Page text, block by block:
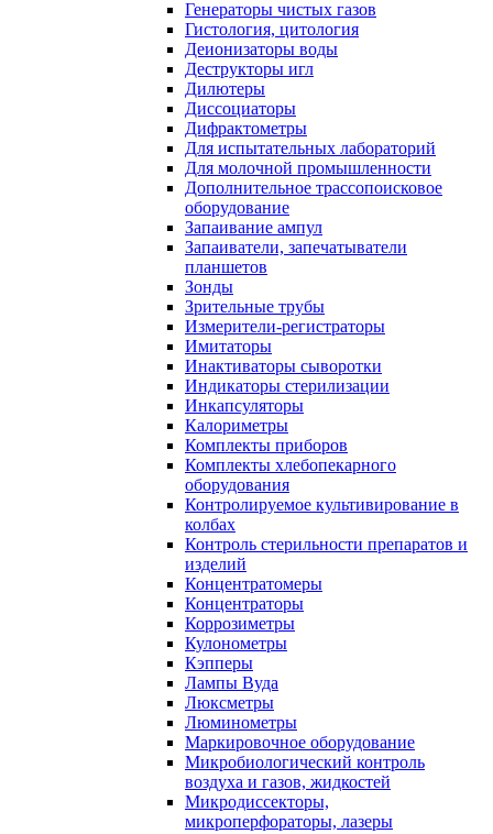
Генераторы чистых газов
Гистология, цитология
Деионизаторы воды
Деструкторы игл
Дилютеры
Диссоциаторы
Дифрактометры
Для испытательных лабораторий
Для молочной промышленности
Дополнительное трассопоисковое
оборудование
Запаивание ампул
Запаиватели, запечатыватели
планшетов
Зонды
Зрительные трубы
Измерители-регистраторы
Имитаторы
Инактиваторы сыворотки
Индикаторы стерилизации
Инкапсуляторы
Калориметры
Комплекты приборов
Комплекты хлебопекарного
оборудования
Контролируемое культивирование в
колбах
Контроль стерильности препаратов и
изделий
Концентратомеры
Концентраторы
Коррозиметры
Кулонометры
Кэпперы
Лампы Вуда
Люксметры
Люминометры
Маркировочное оборудование
Микробиологический контроль
воздуха и газов, жидкостей
Микродиссекторы,
микроперфораторы, лазеры